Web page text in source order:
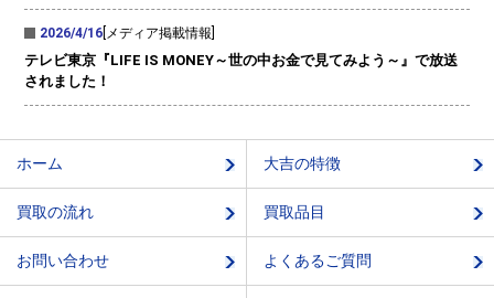
2026/4/16 [メディア掲載情報]
テレビ東京『LIFE IS MONEY～世の中お金で見てみよう～』で放送
されました！
ホーム 大吉の特徴
買取の流れ 買取品目
お問い合わせ よくあるご質問